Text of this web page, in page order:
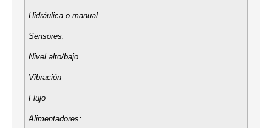
Hidráulica o manual
Sensores:
Nivel alto/bajo
Vibración
Flujo
Alimentadores: